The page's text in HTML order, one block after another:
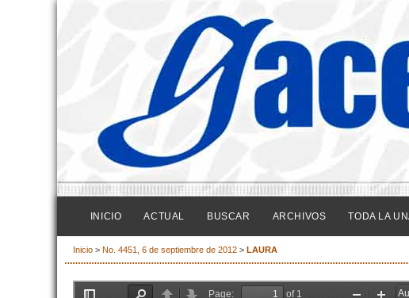
INICIO ACTUAL BUSCAR ARCHIVOS TODA LA
Inicio > No. 4451, 6 de septiembre de 2012 > LAURA